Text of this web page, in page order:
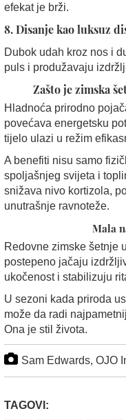
efekat je brži.
8. Disanje kao luksuz
Dubok udah kroz nos i
puls i produžavaju
Zašto je zimska
Hladnoća prirodno
povećava energetsku
tijelo ulazi u režim
A benefiti nisu samo
spoljašnjeg svijeta i
snižava nivo kortizola,
unutrašnje ravnoteže.
Mala
Redovne zimske šetnje
postepeno jačaju
ukočenost i stabilizuju
U sezoni kada priroda
može da radi
Ona je stil života.
Sam Edwards, OJO
TAGOVI: